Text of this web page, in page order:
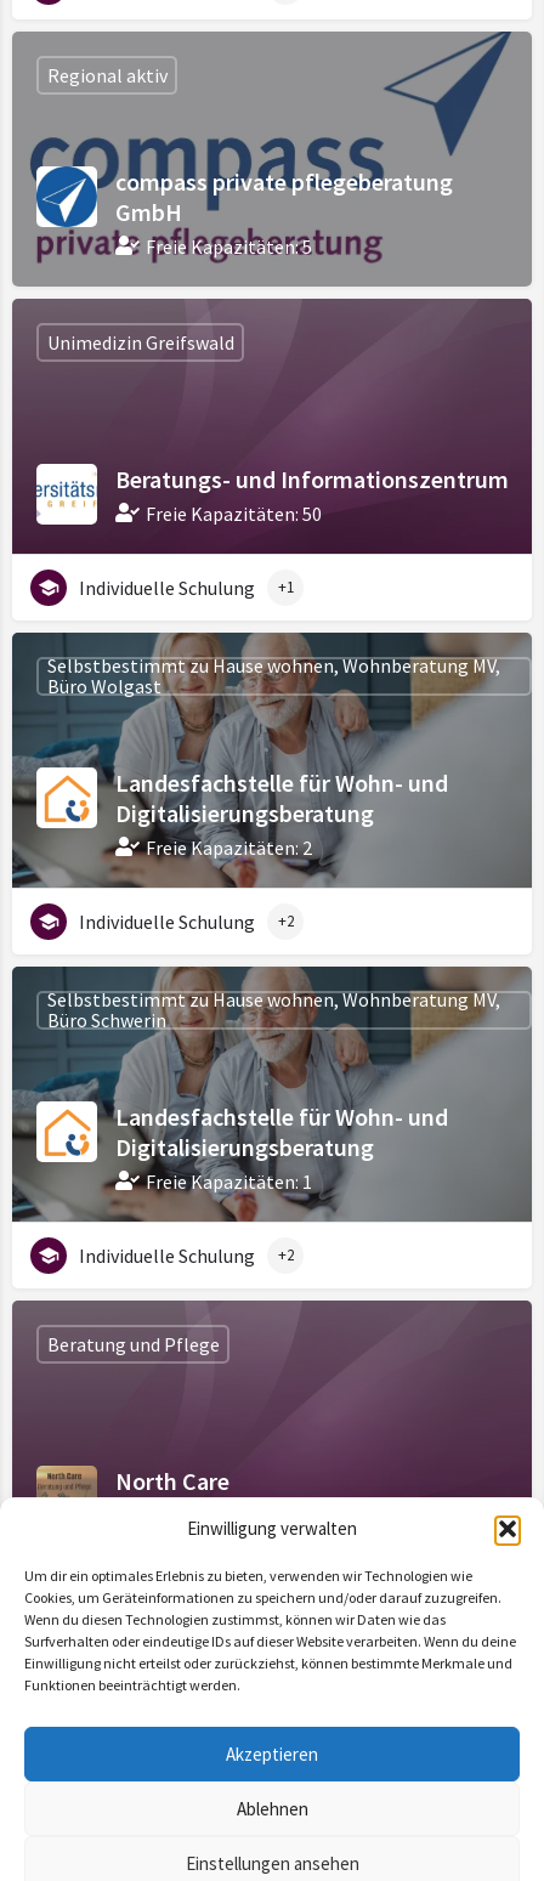
Einwilligung verwalten
Um dir ein optimales Erlebnis zu bieten, verwenden wir Technologien wie
Cookies, um Geräteinformationen zu speichern und/oder darauf zuzugreifen.
Wenn du diesen Technologien zustimmst, können wir Daten wie das
Surfverhalten oder eindeutige IDs auf dieser Website verarbeiten. Wenn du deine
Einwilligung nicht erteilst oder zurückziehst, können bestimmte Merkmale und
Funktionen beeinträchtigt werden.
Akzeptieren
Ablehnen
Einstellungen ansehen
compass private pflegeberatung
GmbH
Freie Kapazitäten: 5
Regional aktiv
Beratungs- und Informationszentrum
Freie Kapazitäten: 50
Unimedizin Greifswald
Individuelle Schulung +1
Landesfachstelle für Wohn- und
Digitalisierungsberatung
Freie Kapazitäten: 2
Selbstbestimmt zu Hause wohnen, Wohnberatung MV,
Büro Wolgast
Individuelle Schulung +2
Landesfachstelle für Wohn- und
Digitalisierungsberatung
Freie Kapazitäten: 1
Selbstbestimmt zu Hause wohnen, Wohnberatung MV,
Büro Schwerin
Individuelle Schulung +2
North Care
Freie Kapazitäten: 100
Beratung und Pflege
Individuelle Schulung +3